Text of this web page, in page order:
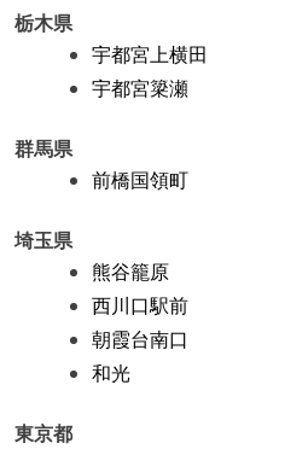
栃木県
宇都宮上横田
宇都宮簗瀬
群馬県
前橋国領町
埼玉県
熊谷籠原
西川口駅前
朝霞台南口
和光
東京都